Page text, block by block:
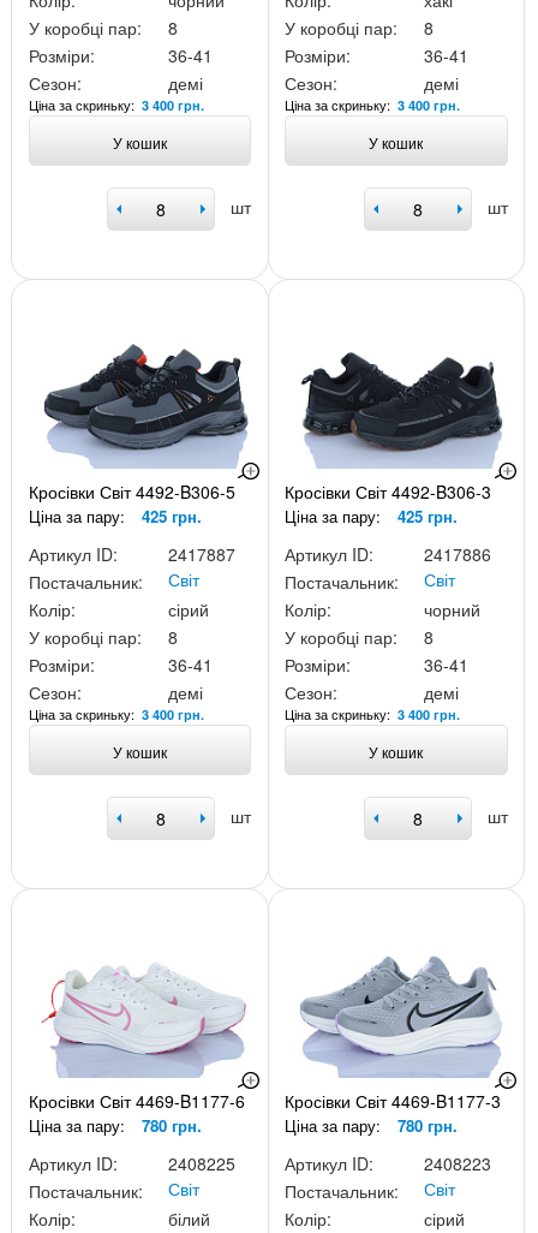
У коробці пар:
8
Розміри:
36-41
Сезон:
демі
Ціна за скриньку: 3 400 грн.
У кошик
шт
У коробці пар:
8
Розміри:
36-41
Сезон:
демі
Ціна за скриньку:3 400 грн.
У кошик
шт
Кросівки Світ 4492-B306-5
Ціна за пару: 425 грн.
Артикул ID:
2417887
Постачальник:
Світ
Колір:
сірий
У коробці пар:
8
Розміри:
36-41
Сезон:
демі
Ціна за скриньку: 3 400 грн.
У кошик
шт
Кросівки Світ 4492-B306-3
Ціна за пару: 425 грн.
Артикул ID:
2417886
Постачальник:
Світ
Колір:
чорний
У коробці пар:
8
Розміри:
36-41
Сезон:
демі
Ціна за скриньку:3 400 грн.
У кошик
шт
Кросівки Світ 4469-B1177-6
Ціна за пару: 780 грн.
Артикул ID:
2408225
Постачальник:
Світ
Колір:
білий
Кросівки Світ 4469-B1177-3
Ціна за пару: 780 грн.
Артикул ID:
2408223
Постачальник:
Світ
Колір:
сірий